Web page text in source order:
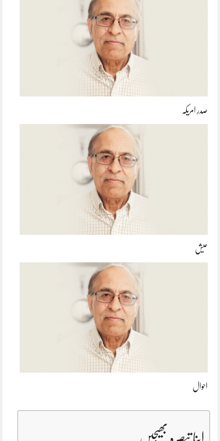
صدرِ امریکہ
عیش
احوال
اپنا تبصرہ بھیجیں